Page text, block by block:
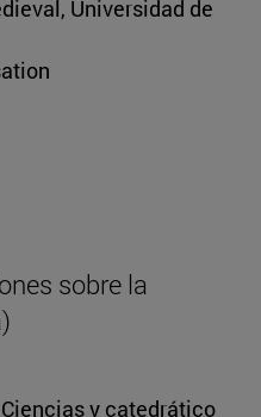
Universidad de
sobre la
y catedrático